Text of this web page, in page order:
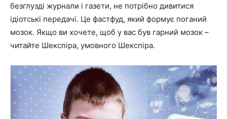
безглузді журнали і газети, не потрібно дивитися
ідіотські передачі. Це фастфуд, який формує поганий
мозок. Якщо ви хочете, щоб у вас був гарний мозок –
читайте Шекспіра, умовного Шекспіра.